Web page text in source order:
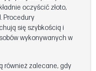
oczyścić złoto,
Procedury
się szybkością i
wykonywanych w
również zalecane, gdy